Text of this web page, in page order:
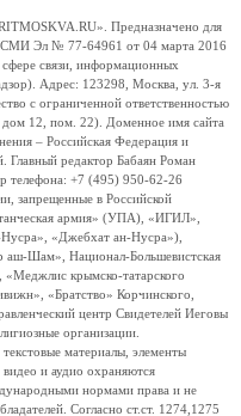
Предназначено для
СМИ Эл № 77-64961 от 04 марта 2016
связи, информационных
Адрес: 123298, Москва, ул. 3-я
с ограниченной ответственностью
12, пом. 22). Доменное имя сайта
– Российская Федерация и
Главный редактор Бабаян Роман
телефона: +7 (495) 950-62-26
запрещенные в Российской
армия» (УПА), «ИГИЛ»,
«Джебхат ан-Нусра»),
аш-Шам», Национал-Большевистская
крымско-татарского
«Братство» Корчинского,
центр Свидетелей Иеговы
организации.
материалы, элементы
и аудио охраняются
нормами права и не
Согласно ст.ст. 1274,1275